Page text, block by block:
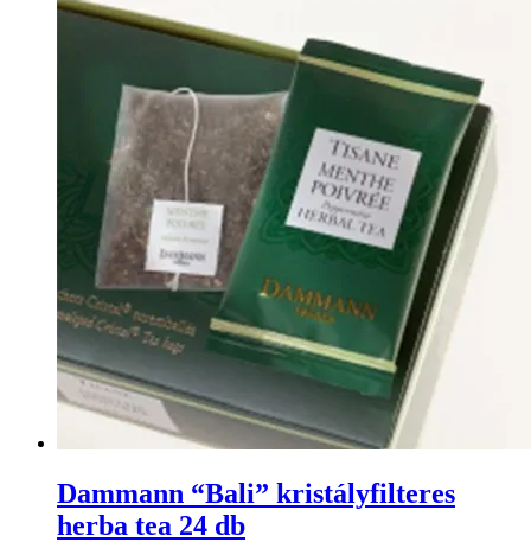
Dammann “Bali” kristályfilteres
herba tea 24 db